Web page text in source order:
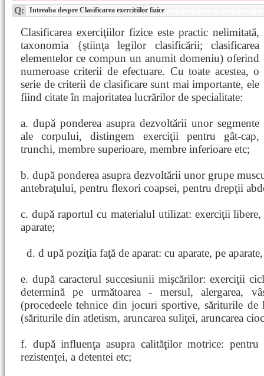
Q: Intreaba despre Clasificarea exercitiilor fizice
Clasificarea exerciţiilor fizice este practic nelimitată,
taxonomia {ştiinţa legilor clasificării; clasificarea
elementelor ce compun un anumit domeniu) oferind
numeroase criterii de efectuare. Cu toate acestea, o
serie de criterii de clasificare sunt mai importante, ele
fiind citate în majoritatea lucrărilor de specialitate:
a. după ponderea asupra dezvoltării unor segmente
ale corpului, distingem exerciţii pentru gât-cap,
trunchi, membre superioare, membre inferioare etc;
b. după ponderea asupra dezvoltării unor grupe
antebraţului, pentru flexori coapsei, pentru drepţii
c. după raportul cu materialul utilizat: exerciţii
aparate;
d. d upă poziţia faţă de aparat: cu aparate, pe
e. după caracterul succesiunii mişcărilor: exerciţii
determină pe următoarea - mersul, alergarea,
(procedeele tehnice din jocuri sportive, săriturile
(săriturile din atletism, aruncarea suliţei, aruncarea
f. după influenţa asupra calităţilor motrice:
rezistenţei, a detentei etc;